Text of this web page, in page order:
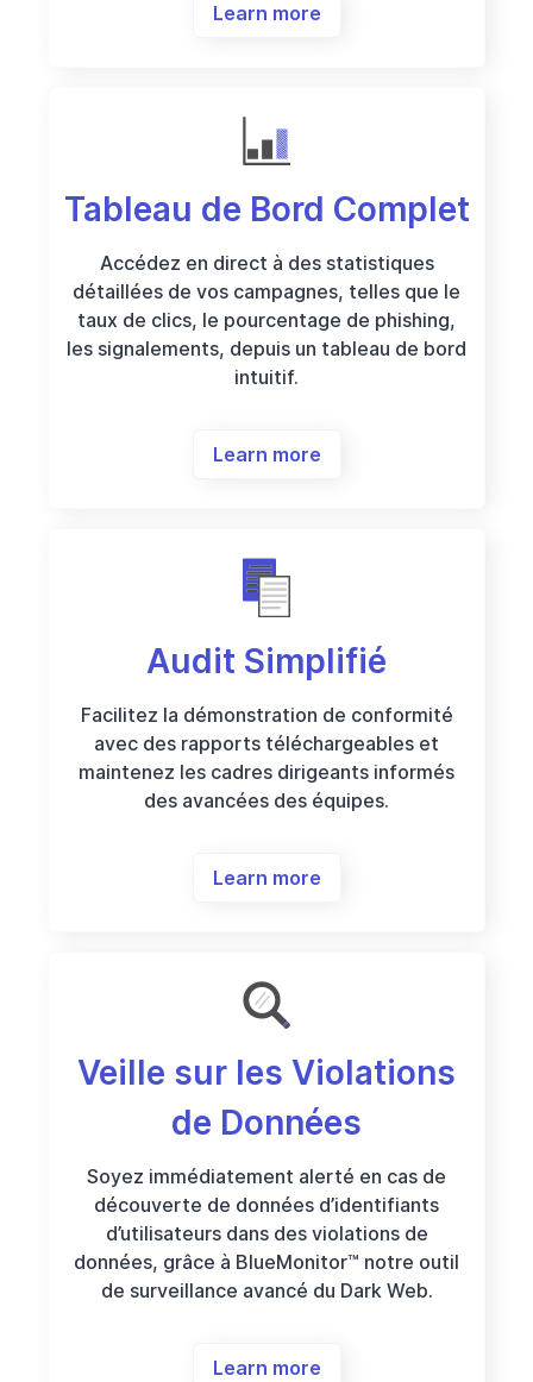
Learn more
Tableau de Bord Complet
Accédez en direct à des statistiques
détaillées de vos campagnes, telles que le
taux de clics, le pourcentage de phishing,
les signalements, depuis un tableau de bord
intuitif.
Learn more
Audit Simplifié
Facilitez la démonstration de conformité
avec des rapports téléchargeables et
maintenez les cadres dirigeants informés
des avancées des équipes.
Learn more
Veille sur les Violations
de Données
Soyez immédiatement alerté en cas de
découverte de données d’identifiants
d’utilisateurs dans des violations de
données, grâce à BlueMonitor™ notre outil
de surveillance avancé du Dark Web.
Learn more